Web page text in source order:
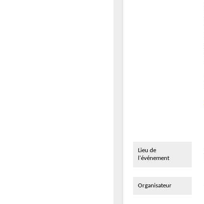
Lieu de
l'événement
Organisateur